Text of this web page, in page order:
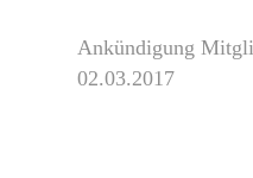
Ankündigung
02.03.2017